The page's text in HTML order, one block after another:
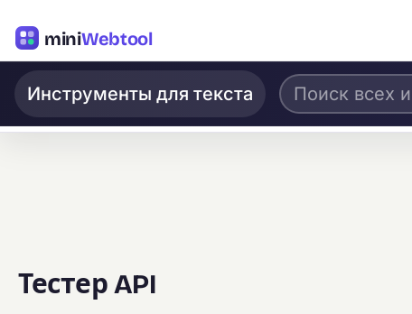
miniWebtool
Инструменты для текста
Тестер API